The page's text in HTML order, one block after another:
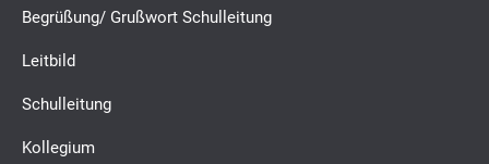
Begrüßung/ Grußwort Schulleitung
Leitbild
Schulleitung
Kollegium